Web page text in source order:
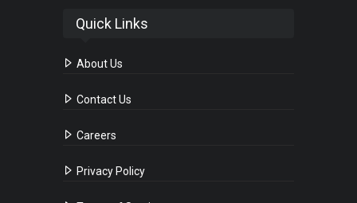
Quick Links
About Us
Contact Us
Careers
Privacy Policy